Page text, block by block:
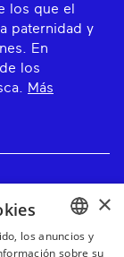
los que el
paternidad y
En
los
Más
BASQUE
×
los anuncios y
sobre su